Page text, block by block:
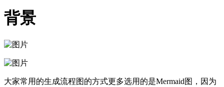
背景
大家常用的生成流程图的方式更多选用的是Mermaid图，因为